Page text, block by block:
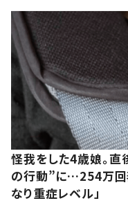
怪我をした4歳娘。
の行動”に…254万回
なり重症レベル」